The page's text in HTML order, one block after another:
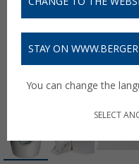
STAY ON
You can change the
SELECT